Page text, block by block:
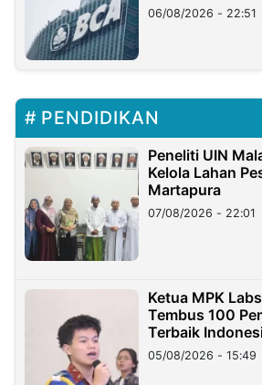
06/08/2026 - 22:51
PENDIDIKAN
Peneliti UIN
Kelola Lahan
Martapura
07/08/2026 - 22:01
Ketua MPK
Tembus 100
Terbaik
05/08/2026 - 15:49